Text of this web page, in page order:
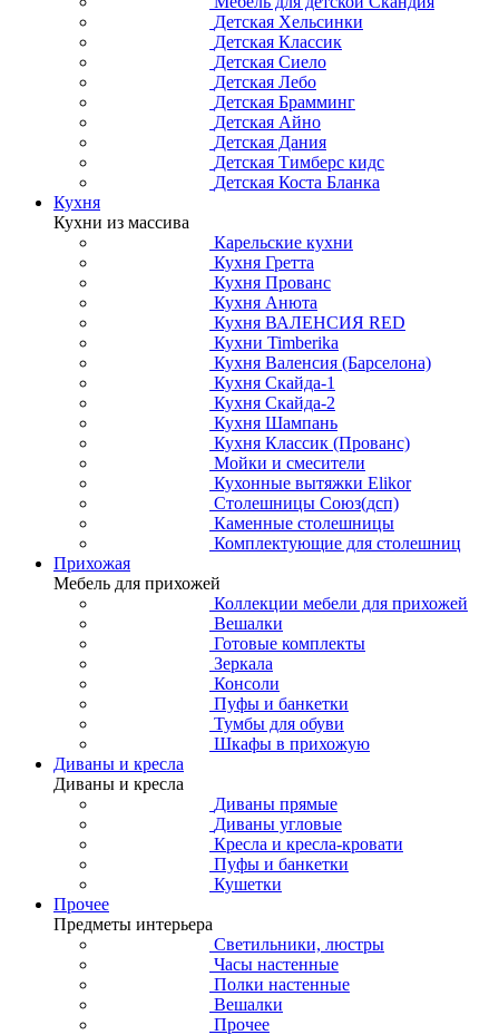
Детская Хельсинки
Детская Классик
Детская Сиело
Детская Лебо
Детская Брамминг
Детская Айно
Детская Дания
Детская Тимберс кидс
Детская Коста Бланка
Кухня
Кухни из массива
Карельские кухни
Кухня Гретта
Кухня Прованс
Кухня Анюта
Кухня ВАЛЕНСИЯ RED
Кухни Timberika
Кухня Валенсия (Барселона)
Кухня Скайда-1
Кухня Скайда-2
Кухня Шампань
Кухня Классик (Прованс)
Мойки и смесители
Кухонные вытяжки Elikor
Столешницы Союз(дсп)
Каменные столешницы
Комплектующие для столешниц
Прихожая
Мебель для прихожей
Коллекции мебели для прихожей
Вешалки
Готовые комплекты
Зеркала
Консоли
Пуфы и банкетки
Тумбы для обуви
Шкафы в прихожую
Диваны и кресла
Диваны и кресла
Диваны прямые
Диваны угловые
Кресла и кресла-кровати
Пуфы и банкетки
Кушетки
Прочее
Предметы интерьера
Светильники, люстры
Часы настенные
Полки настенные
Вешалки
Прочее